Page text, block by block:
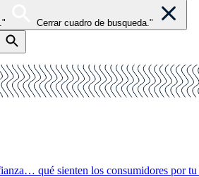
Cerrar cuadro de busqueda."
qué sienten los consumidores por